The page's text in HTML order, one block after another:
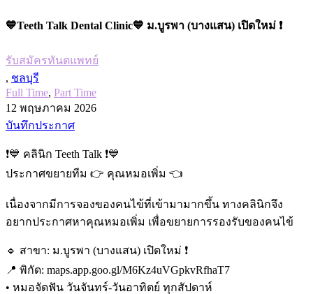
💙Teeth Talk Dental Clinic💙 ม.บูรพา (บางแสน) เปิดใหม่ ❗️
รับสมัครทันตแพทย์
, ชลบุรี
Full Time, Part Time
12 พฤษภาคม 2026
บันทึกประกาศ
❗️💙 คลินิก Teeth Talk ❗️💙
ประกาศขยายทีม 👉 คุณหมอเพิ่ม 👈
เนื่องจากมีการจองของคนไข้ที่เข้ามามากขึ้น ทางคลินิกจึง
อยากประกาศหาคุณหมอเพิ่ม เพื่อขยายการรองรับของคนไข้
🔹 สาขา: ม.บูรพา (บางแสน) เปิดใหม่ ❗️
📍 พิกัด: maps.app.goo.gl/M6Kz4uVGpkvRfhaT7
• หมอจัดฟัน วันจันทร์-วันอาทิตย์ ทุกสัปดาห์